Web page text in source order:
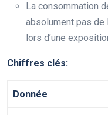
La consommation
absolument pas de
lors d’une
Chiffres clés:
Donnée